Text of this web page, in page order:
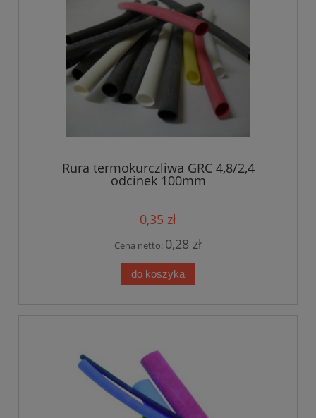
Rura termokurczliwa GRC 4,8/2,4
odcinek 100mm
0,35 zł
Cena netto: 0,28 zł
do koszyka